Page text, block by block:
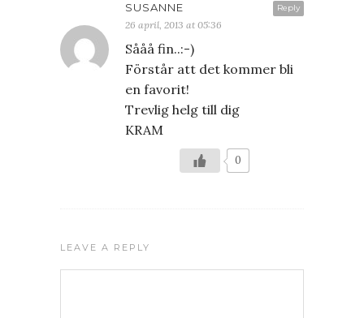
Reply
SUSANNE
26 april, 2013 at 05:36
Sååå fin..:-)
Förstår att det kommer bli
en favorit!
Trevlig helg till dig
KRAM
0
LEAVE A REPLY